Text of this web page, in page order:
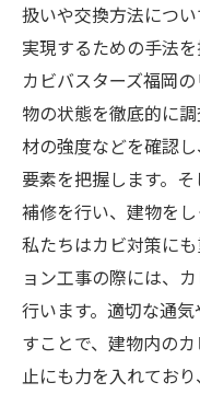
扱いや交換方法につ
実現するための手法を
カビバスターズ福岡
物の状態を徹底的に
材の強度などを確認
要素を把握します。
補修を行い、建物をし
私たちはカビ対策に
ョン工事の際には、
行います。適切な通
すことで、建物内の
止にも力を入れてお